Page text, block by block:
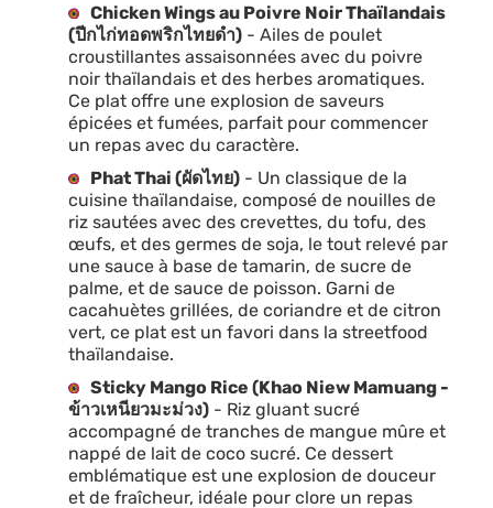
Chicken Wings au Poivre Noir Thaïlandais
(ปีกไก่ทอดพริกไทยดำ) - Ailes de poulet
croustillantes assaisonnées avec du poivre
noir thaïlandais et des herbes aromatiques.
Ce plat offre une explosion de saveurs
épicées et fumées, parfait pour commencer
un repas avec du caractère.
Phat Thai (ผัดไทย) - Un classique de la
cuisine thaïlandaise, composé de nouilles de
riz sautées avec des crevettes, du tofu, des
œufs, et des germes de soja, le tout relevé par
une sauce à base de tamarin, de sucre de
palme, et de sauce de poisson. Garni de
cacahuètes grillées, de coriandre et de citron
vert, ce plat est un favori dans la streetfood
thaïlandaise.
Sticky Mango Rice (Khao Niew Mamuang -
ข้าวเหนียวมะม่วง) - Riz gluant sucré
accompagné de tranches de mangue mûre et
nappé de lait de coco sucré. Ce dessert
emblématique est une explosion de douceur
et de fraîcheur, idéale pour clore un repas